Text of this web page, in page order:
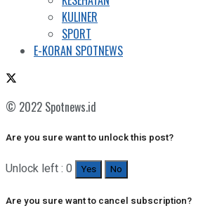
KULINER
SPORT
E-KORAN SPOTNEWS
© 2022 Spotnews.id
Are you sure want to unlock this post?
Unlock left : 0 Yes No
Are you sure want to cancel subscription?